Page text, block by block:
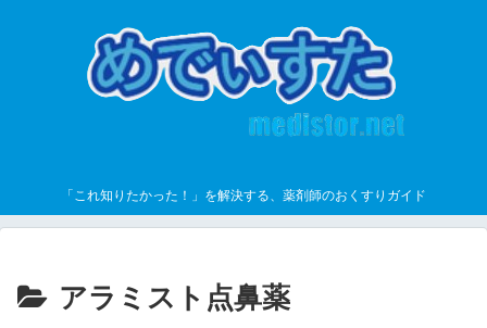
「これ知りたかった！」を解決する、薬剤師のおくすりガイド
アラミスト点鼻薬